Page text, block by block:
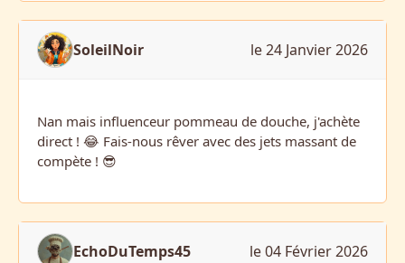
SoleilNoir le 24 Janvier 2026
Nan mais influenceur pommeau de douche, j'achète
direct ! 😂 Fais-nous rêver avec des jets massant de
compète ! 😎
EchoDuTemps45 le 04 Février 2026